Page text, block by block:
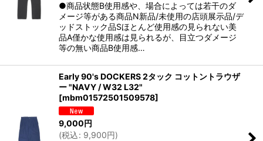
●商品状態B使用感や、場合によっては若干のダ
メージ等がある商品N新品/未使用の店頭展示品/デ
ッドストック品Sほとんど使用感の見られない美
品A僅かな使用感は見られるが、目立つダメージ
等の無い商品B使用感…
Early 90's DOCKERS 2タック コットントラウザ
ー "NAVY / W32 L32"
[mbm01572501509578]
9,000円
(税込: 9,900円)